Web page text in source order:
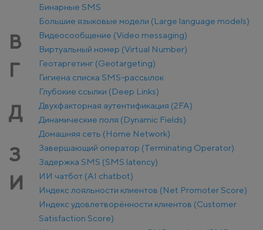
Бинарные SMS
Большие языковые модели (Large language models)
В
Видеосообщение (Video messaging)
Виртуальный номер (Virtual Number)
Г
Геотаргетинг (Geotargeting)
Гигиена списка SMS-рассылок
Глубокие ссылки (Deep Links)
Д
Двухфакторная аутентификация (2FA)
Динамические поля (Dynamic Fields)
Домашняя сеть (Home Network)
З
Завершающий оператор (Terminating Operator)
Задержка SMS (SMS latency)
И
ИИ чатбот (AI chatbot)
Индекс лояльности клиентов (Net Promoter Score)
Индекс удовлетворённости клиентов (Customer
Satisfaction Score)